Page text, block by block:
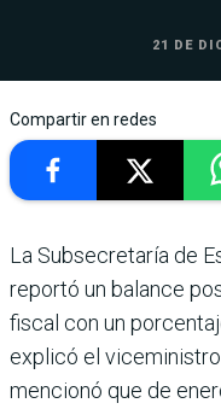
21 DE
Compartir en redes
La Subsecretaría de
reportó un balance
fiscal con un
explicó el
mencionó que de